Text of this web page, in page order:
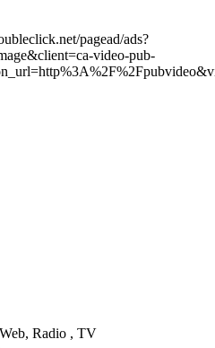
pagead/ads?
video-pub-
Radio , TV